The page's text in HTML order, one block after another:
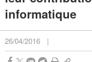
informatique
26/04/2016 |